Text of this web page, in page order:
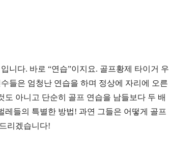
니다. 바로 “연습”이지요. 골프황제 타이거 우
들은 엄청난 연습을 하며 정상에 자리에 오른
도 아니고 단순히 골프 연습을 남들보다 두 배
레들의 특별한 방법! 과연 그들은 어떻게 골프
리겠습니다!